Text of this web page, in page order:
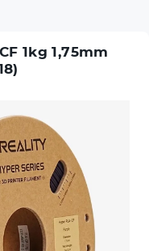
1kg 1,75mm